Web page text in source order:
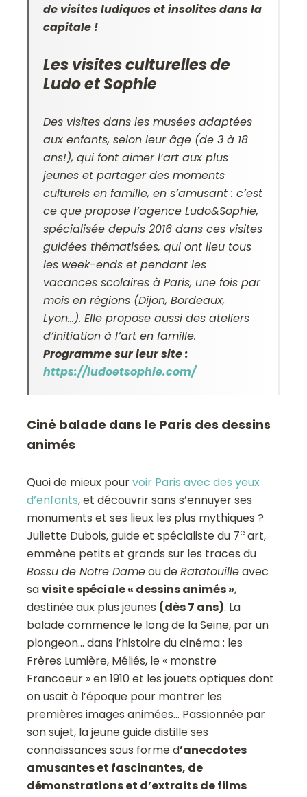
de visites ludiques et insolites dans la
capitale !
Les visites culturelles de
Ludo et Sophie
Des visites dans les musées adaptées
aux enfants, selon leur âge (de 3 à 18
ans!), qui font aimer l’art aux plus
jeunes et partager des moments
culturels en famille, en s’amusant : c’est
ce que propose l’agence Ludo&Sophie,
spécialisée depuis 2016 dans ces visites
guidées thématisées, qui ont lieu tous
les week-ends et pendant les
vacances scolaires à Paris, une fois par
mois en régions (Dijon, Bordeaux,
Lyon…). Elle propose aussi des ateliers
d’initiation à l’art en famille.
Programme sur leur site :
https://ludoetsophie.com/
Ciné balade dans le Paris des dessins
animés
Quoi de mieux pourvoir Paris avec des yeux
d’enfants, et découvrir sans s’ennuyer ses
monuments et ses lieux les plus mythiques ?
Juliette Dubois, guide et spécialiste du 7e art,
emmène petits et grands sur les traces du
Bossu de Notre Dameou deRatatouilleavec
savisite spéciale « dessins animés »,
destinée aux plus jeunes (dès 7 ans). La
balade commence le long de la Seine, par un
plongeon… dans l’histoire du cinéma : les
Frères Lumière, Méliés, le « monstre
Francoeur » en 1910 et les jouets optiques dont
on usait à l’époque pour montrer les
premières images animées… Passionnée par
son sujet, la jeune guide distille ses
connaissances sous forme d’anecdotes
amusantes et fascinantes, de
démonstrations et d’extraits de films